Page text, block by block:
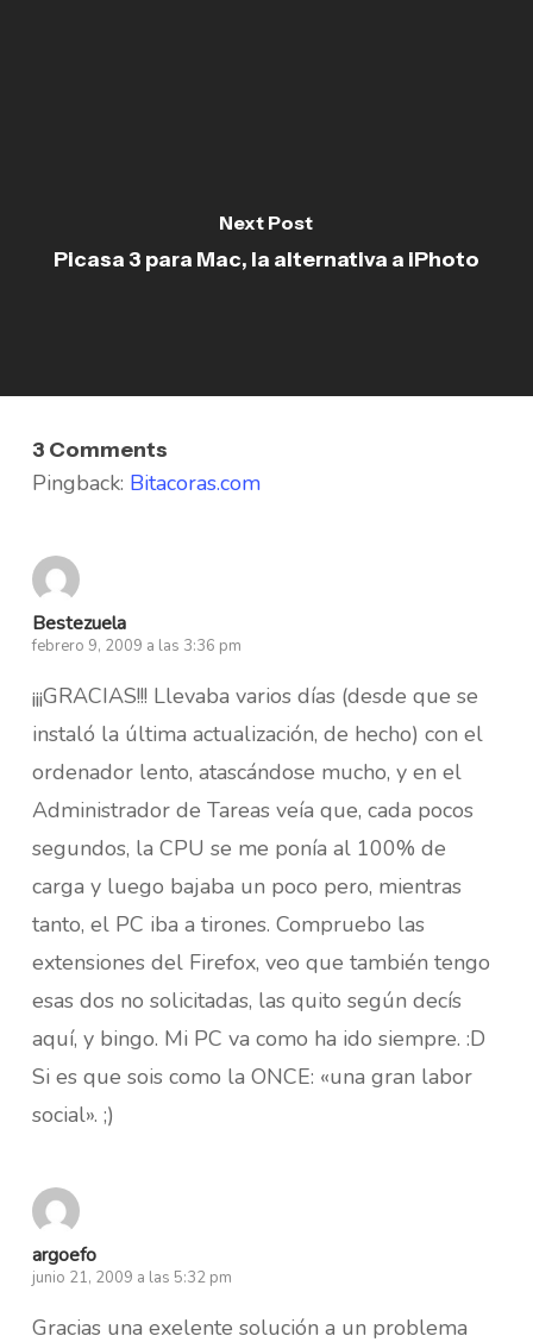
Next Post
Picasa 3 para Mac, la alternativa a iPhoto
3 Comments
Pingback: Bitacoras.com
Bestezuela
febrero 9, 2009 a las 3:36 pm
¡¡¡GRACIAS!!! Llevaba varios días (desde que se
instaló la última actualización, de hecho) con el
ordenador lento, atascándose mucho, y en el
Administrador de Tareas veía que, cada pocos
segundos, la CPU se me ponía al 100% de
carga y luego bajaba un poco pero, mientras
tanto, el PC iba a tirones. Compruebo las
extensiones del Firefox, veo que también tengo
esas dos no solicitadas, las quito según decís
aquí, y bingo. Mi PC va como ha ido siempre. :D
Si es que sois como la ONCE: «una gran labor
social». ;)
argoefo
junio 21, 2009 a las 5:32 pm
Gracias una exelente solución a un problema